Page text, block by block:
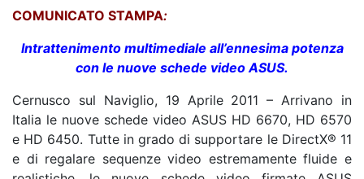
COMUNICATO STAMPA:
Intrattenimento multimediale all’ennesima potenza
con le nuove schede video ASUS.
Cernusco sul Naviglio, 19 Aprile 2011 – Arrivano in
Italia le nuove schede video ASUS HD 6670, HD 6570
e HD 6450. Tutte in grado di supportare le DirectX® 11
e di regalare sequenze video estremamente fluide e